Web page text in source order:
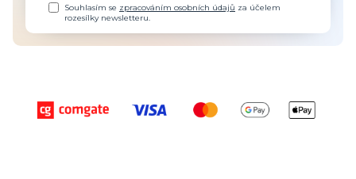
Souhlasím se zpracováním osobních údajů za účelem
rozesílky newsletteru.